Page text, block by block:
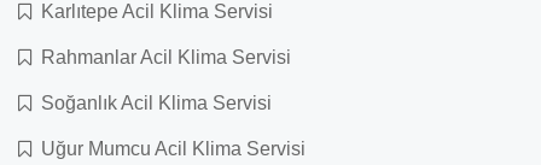
Karlıtepe Acil Klima Servisi
Rahmanlar Acil Klima Servisi
Soğanlık Acil Klima Servisi
Uğur Mumcu Acil Klima Servisi